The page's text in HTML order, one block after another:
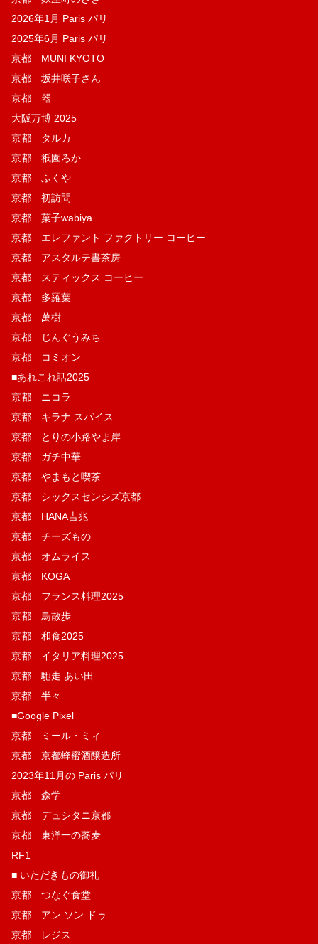
2026年1月 Paris パリ
2025年6月 Paris パリ
京都 MUNI KYOTO
京都 坂井咲子さん
京都 器
大阪万博 2025
京都 タルカ
京都 祇園ろか
京都 ふくや
京都 初訪問
京都 菓子wabiya
京都 エレファント ファクトリー コーヒー
京都 アスタルテ書茶房
京都 スティックス コーヒー
京都 多羅葉
京都 萬樹
京都 じんぐうみち
京都 コミオン
■あれこれ話2025
京都 ニコラ
京都 キラナ スパイス
京都 とりの小路やま岸
京都 ガチ中華
京都 やまもと喫茶
京都 シックスセンシズ京都
京都 HANA吉兆
京都 チーズもの
京都 オムライス
京都 KOGA
京都 フランス料理2025
京都 鳥散歩
京都 和食2025
京都 イタリア料理2025
京都 馳走 あい田
京都 半々
■Google Pixel
京都 ミール・ミィ
京都 京都蜂蜜酒醸造所
2023年11月の Paris パリ
京都 森学
京都 デュシタニ京都
京都 東洋一の蕎麦
RF1
■ いただきもの御礼
京都 つなぐ食堂
京都 アン ソン ドゥ
京都 レジス